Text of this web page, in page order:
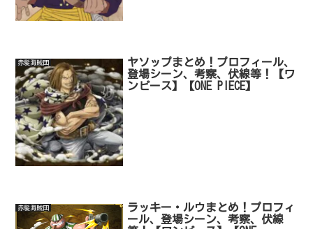
赤髪海賊団
ヤソップまとめ！プロフィール、
登場シーン、考察、伏線等！【ワ
ンピース】【ONE PIECE】
赤髪海賊団
ラッキー・ルウまとめ！プロフィ
ール、登場シーン、考察、伏線